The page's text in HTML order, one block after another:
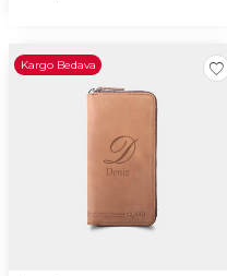
Kargo Bedava